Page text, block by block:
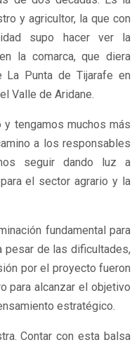
y agricultor, la que con
supo hacer ver la
la comarca, que diera
Punta de Tijarafe en
Valle de Aridane.
tengamos muchos más
a los responsables
seguir dando luz a
el sector agrario y la
fundamental para
pesar de las dificultades,
por el proyecto fueron
para alcanzar el objetivo
estratégico.
Contar con esta balsa